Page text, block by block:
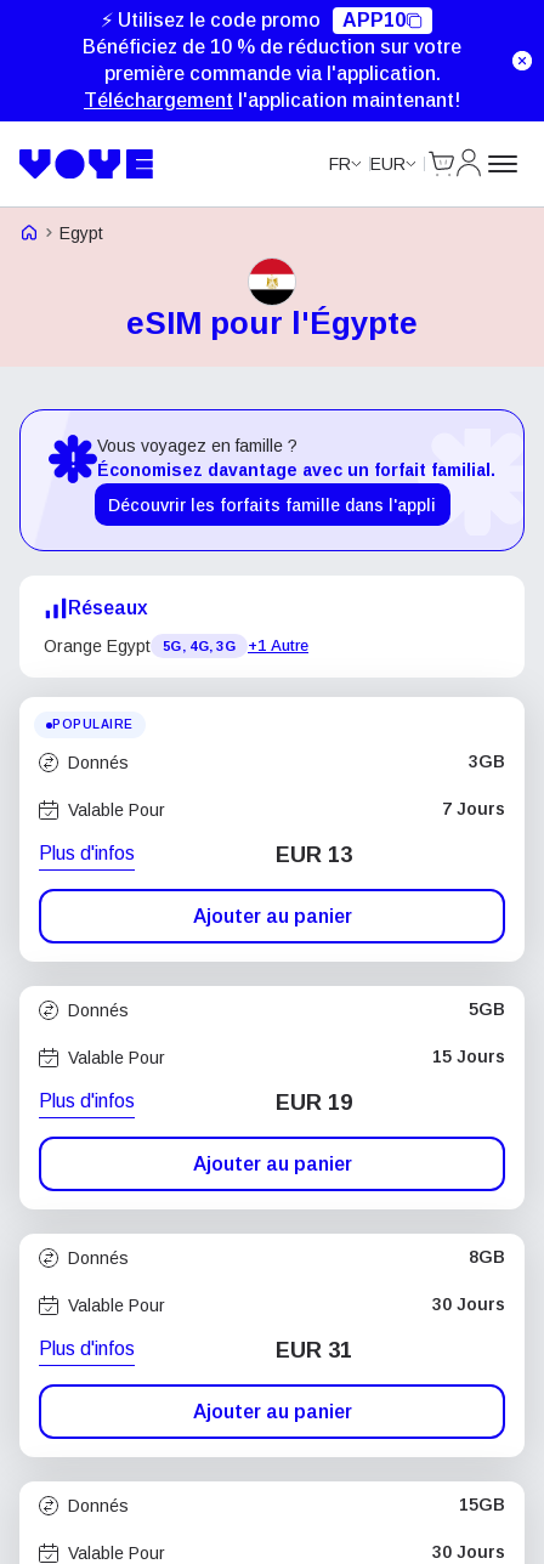
⚡ Utilisez le code promo
APP10
Bénéficiez de 10 % de réduction sur votre
première commande via l'application.
Téléchargement l'application maintenant!
FR EUR
Voye Homepage
Egypt
eSIM pour l'Égypte
Vous voyagez en famille ?
Économisez davantage avec un forfait familial.
Découvrir les forfaits famille dans l'appli
Réseaux
Orange Egypt 5G, 4G, 3G +1 Autre
POPULAIRE
Donnés 3GB
Valable Pour 7 Jours
Plus d'infos EUR 13
Ajouter au panier
Donnés 5GB
Valable Pour 15 Jours
Plus d'infos EUR 19
Ajouter au panier
Donnés 8GB
Valable Pour 30 Jours
Plus d'infos EUR 31
Ajouter au panier
Donnés 15GB
Valable Pour 30 Jours